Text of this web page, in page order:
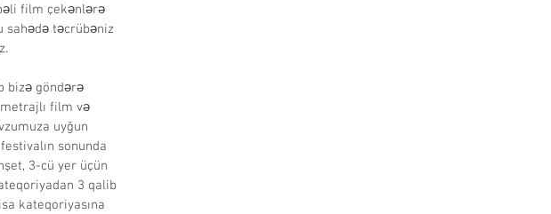
film çekənlərə
sahədə təcrübəniz
bizə göndərə
film və
uyğun
sonunda
3-cü yer üçün
3 qalib
kateqoriyasına